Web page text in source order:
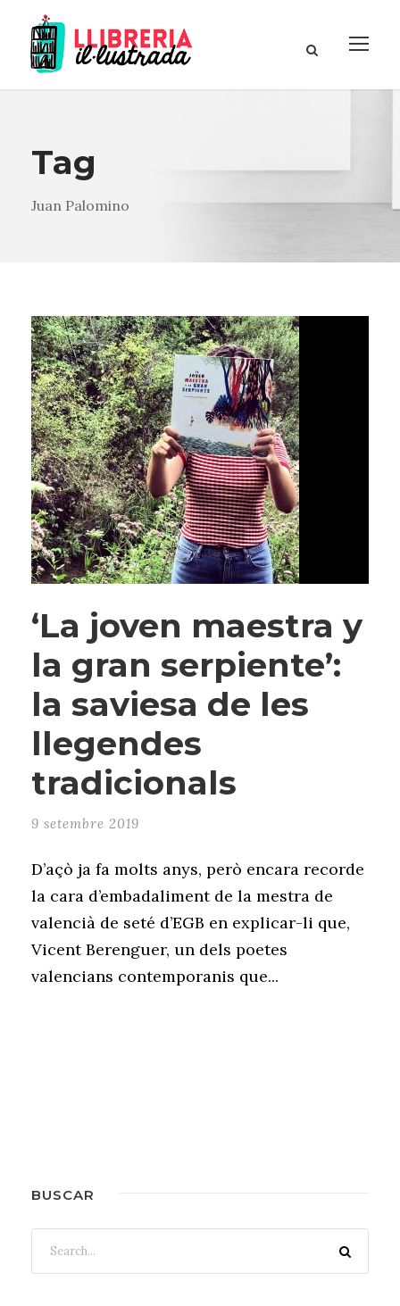
Tag
Juan Palomino
‘La joven maestra y
la gran serpiente’:
la saviesa de les
llegendes
tradicionals
9 setembre 2019
D’açò ja fa molts anys, però encara recorde
la cara d’embadaliment de la mestra de
valencià de seté d’EGB en explicar-li que,
Vicent Berenguer, un dels poetes
valencians contemporanis que...
BUSCAR